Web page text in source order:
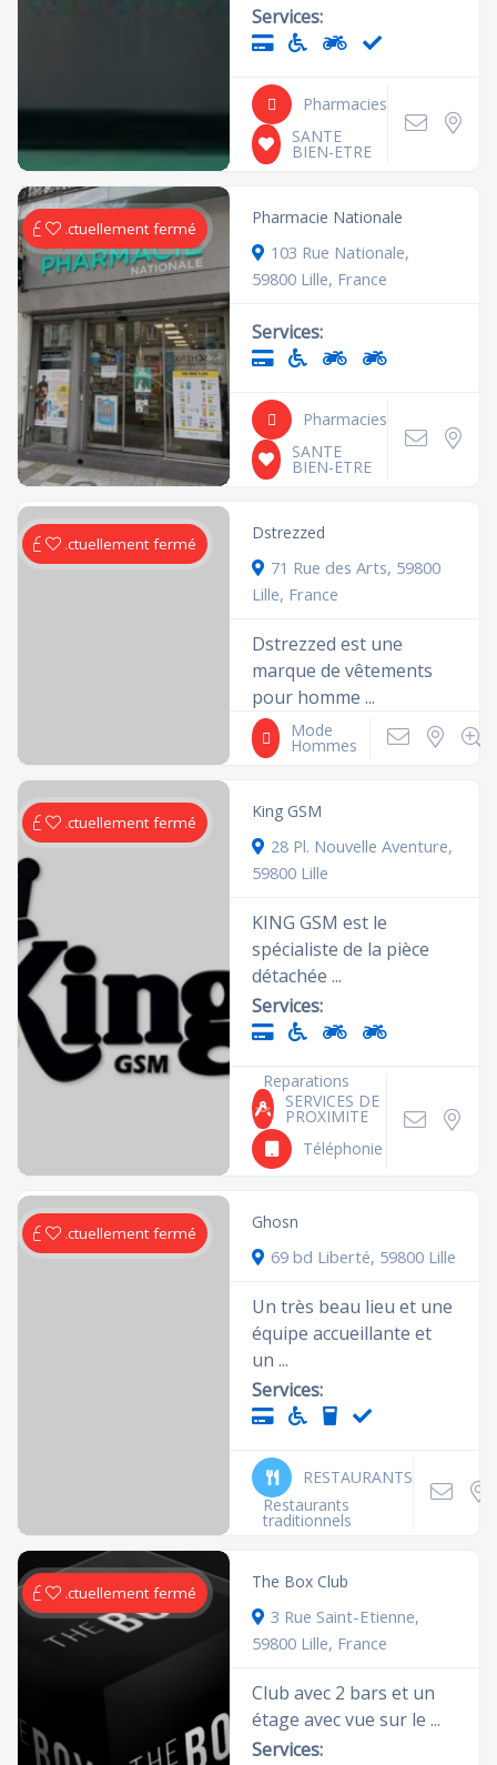
Services:
Pharmacies
SANTE
BIEN-ETRE
Actuellement fermé
Pharmacie Nationale
103 Rue Nationale,
59800 Lille, France
Services:
Pharmacies
SANTE
BIEN-ETRE
Actuellement fermé
Dstrezzed
71 Rue des Arts, 59800
Lille, France
Dstrezzed est une
marque de vêtements
pour homme ...
Mode
Hommes
Actuellement fermé
King GSM
28 Pl. Nouvelle Aventure,
59800 Lille
KING GSM est le
spécialiste de la pièce
détachée ...
Services:
Reparations
SERVICES DE
PROXIMITE
Téléphonie
Actuellement fermé
Ghosn
69 bd Liberté, 59800 Lille
Un très beau lieu et une
équipe accueillante et
un ...
Services:
RESTAURANTS
Restaurants
traditionnels
Actuellement fermé
The Box Club
3 Rue Saint-Etienne,
59800 Lille, France
Club avec 2 bars et un
étage avec vue sur le ...
Services: